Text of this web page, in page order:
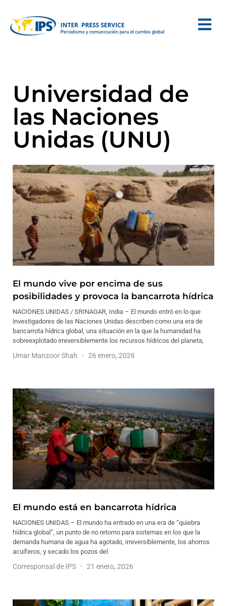
Universidad de
las Naciones
Unidas (UNU)
El mundo vive por encima de sus
posibilidades y provoca la bancarrota hídrica
NACIONES UNIDAS / SRINAGAR, India – El mundo entró en lo que
investigadores de las Naciones Unidas describen como una era de
bancarrota hídrica global, una situación en la que la humanidad ha
sobreexplotado irreversiblemente los recursos hídricos del planeta,
Umar Manzoor Shah 26 enero, 2026
El mundo está en bancarrota hídrica
NACIONES UNIDAS – El mundo ha entrado en una era de “quiebra
hídrica global”, un punto de no retorno para sistemas en los que la
demanda humana de agua ha agotado, irreversiblemente, los ahorros
acuíferos, y secado los pozos del
Corresponsal de IPS 21 enero, 2026